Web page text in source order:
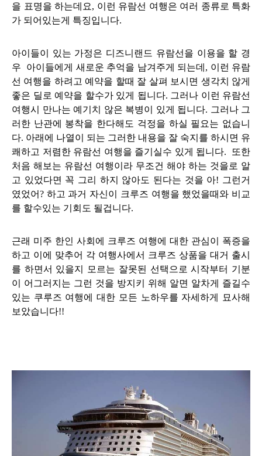
을 표명을 하는데요, 이런 유람선 여행은 여러 종류로 특화
가 되어있는게 특징입니다.
아이들이 있는 가정은 디즈니랜드 유람선을 이용을 할 경
우 아이들에게 새로운 추억을 남겨주게 되는데, 이런 유람
선 여행을 하려고 예약을 할때 잘 살펴 보시면 생각치 않게
좋은 딜로 예약을 할수가 있게 됩니다. 그러나 이런 유람선
여행시 만나는 예기치 않은 복병이 있게 됩니다. 그러나 그
러한 난관에 봉착을 한다해도 걱정을 하실 필요는 없습니
다. 아래에 나열이 되는 그러한 내용을 잘 숙지를 하시면 유
쾌하고 저렴한 유람선 여행을 즐기실수 있게 됩니다. 또한
처음 해 보는 유람선 여행이라 무조건 해야 하는 것을로 알
고 있었다면 꼭 그리 하지 않아도 된다는 것을 아! 그런거
였었어? 하고 과거 자신이 크루즈 여행을 했었을때와 비교
를 할수있는 기회도 될겁니다.
근래 미주 한인 사회에 크루즈 여행에 대한 관심이 폭증을
하고 이에 맞추어 각 여행사에서 크루즈 상품을 대거 출시
를 하면서 있을지 모르는 잘못된 선택으로 시작부터 기분
이 어그러지는 그런 것을 방지키 위해 알면 알차게 즐길수
있는 쿠루즈 여행에 대한 모든 노하우를 자세하게 묘사해
보았습니다!!